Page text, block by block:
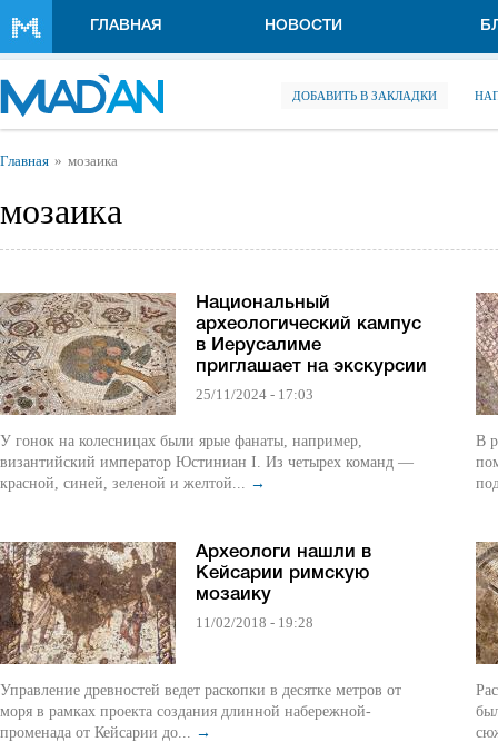
ГЛАВНАЯ НОВОСТИ
ДОБАВИТЬ В ЗАКЛАДКИ
Вы здесь
Главная мозаика
мозаика
Национальный
археологический кампус
в Иерусалиме
приглашает на экскурсии
25/11/2024 - 17:03
У гонок на колесницах были ярые фанаты, например,
византийский император Юстиниан I. Из четырех команд —
красной, синей, зеленой и желтой... →
Археологи нашли в
Кейсарии римскую
мозаику
11/02/2018 - 19:28
Управление древностей ведет раскопки в десятке метров от
моря в рамках проекта создания длинной набережной-
променада от Кейсарии до... →
В